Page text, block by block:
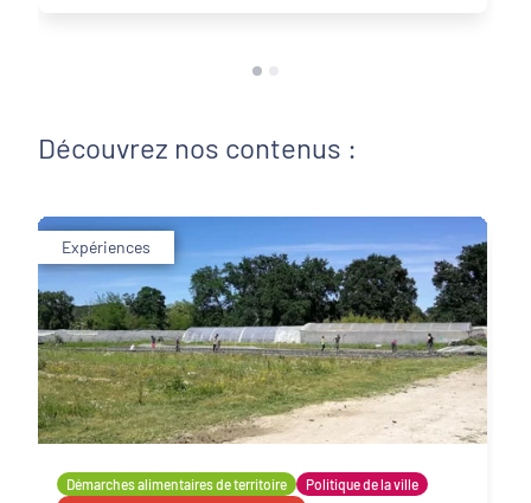
Découvrez nos contenus :
Expériences
Démarches alimentaires de territoire
Politique de la ville